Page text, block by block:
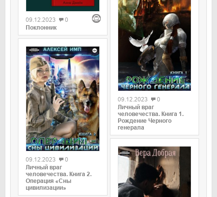
09.12.2023
0
Поклонник
09.12.2023
0
Личный враг
человечества. Книга 2.
Операция «Сны
цивилизации»
09.12.2023
0
Личный враг
человечества. Книга 1.
Рождение Черного
генерала